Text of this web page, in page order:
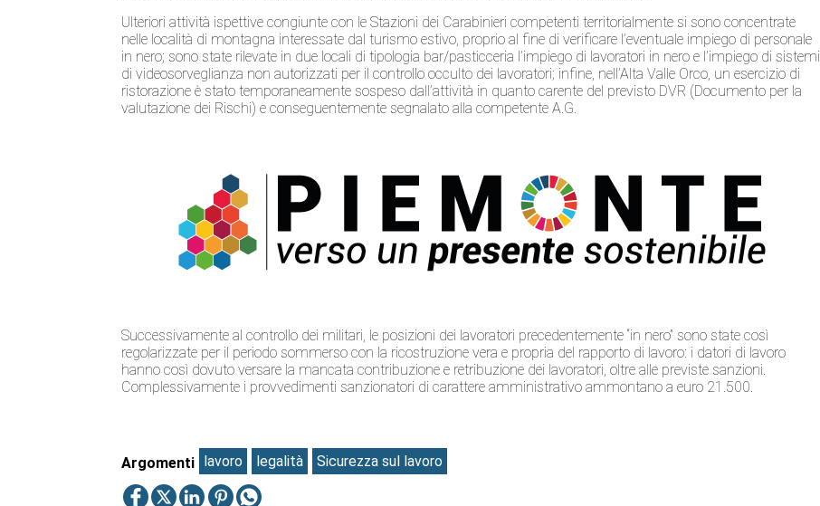
Ulteriori attività ispettive congiunte con le Stazioni dei Carabinieri competenti territorialmente si sono concentrate
nelle località di montagna interessate dal turismo estivo, proprio al fine di verificare l’eventuale impiego di personale
in nero; sono state rilevate in due locali di tipologia bar/pasticceria l’impiego di lavoratori in nero e l’impiego di sistemi
di videosorveglianza non autorizzati per il controllo occulto dei lavoratori; infine, nell’Alta Valle Orco, un esercizio di
ristorazione è stato temporaneamente sospeso dall’attività in quanto carente del previsto DVR (Documento per la
valutazione dei Rischi) e conseguentemente segnalato alla competente A.G.
Successivamente al controllo dei militari, le posizioni dei lavoratori precedentemente “in nero” sono state così
regolarizzate per il periodo sommerso con la ricostruzione vera e propria del rapporto di lavoro: i datori di lavoro
hanno così dovuto versare la mancata contribuzione e retribuzione dei lavoratori, oltre alle previste sanzioni.
Complessivamente i provvedimenti sanzionatori di carattere amministrativo ammontano a euro 21.500.
Argomenti lavoro legalità Sicurezza sul lavoro